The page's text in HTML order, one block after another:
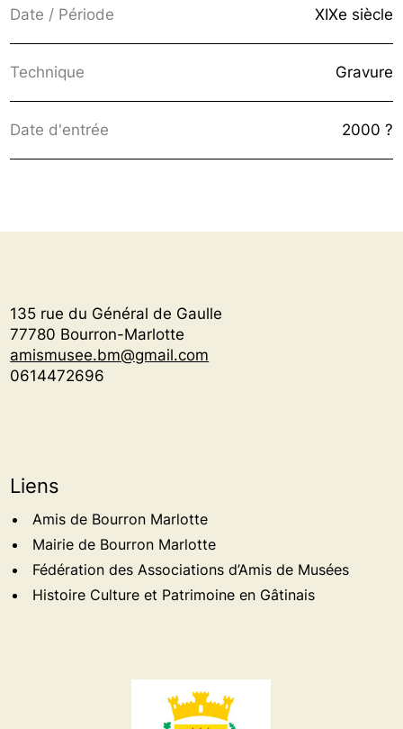
Date / Période XIXe siècle
Technique Gravure
Date d'entrée 2000 ?
135 rue du Général de Gaulle
77780 Bourron-Marlotte
amismusee.bm@gmail.com
0614472696
Liens
Amis de Bourron Marlotte
Mairie de Bourron Marlotte
Fédération des Associations d’Amis de Musées
Histoire Culture et Patrimoine en Gâtinais